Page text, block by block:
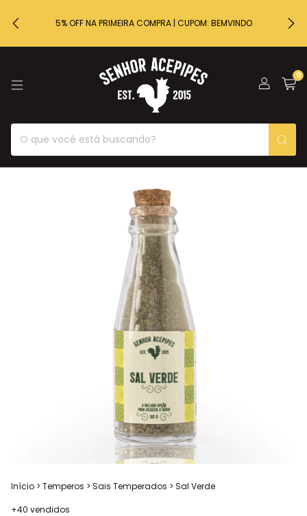
5% OFF NA PRIMEIRA COMPRA | CUPOM: BEMVINDO
0
Início > Temperos > Sais Temperados > Sal Verde
+40 vendidos